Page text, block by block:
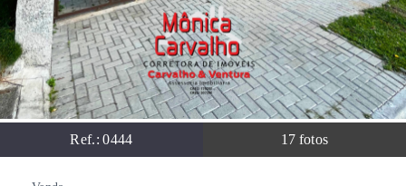
Ref.:0444 17 fotos